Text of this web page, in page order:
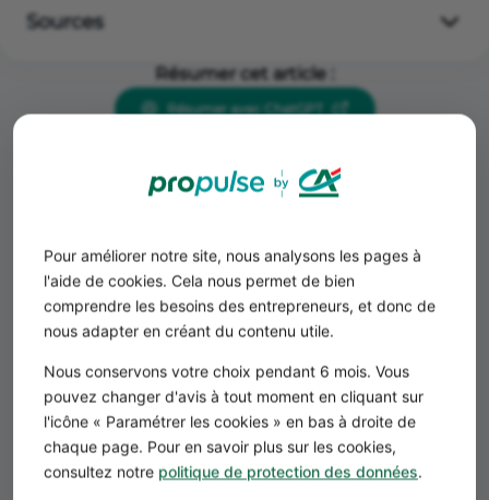
Pour améliorer notre site, nous analysons les pages à
l'aide de cookies. Cela nous permet de bien
comprendre les besoins des entrepreneurs, et donc de
nous adapter en créant du contenu utile.
Nous conservons votre choix pendant 6 mois. Vous
pouvez changer d'avis à tout moment en cliquant sur
l'icône « Paramétrer les cookies » en bas à droite de
chaque page. Pour en savoir plus sur les cookies,
consultez notre politique de protection des données.
Sources
Article L 131-3 et L 131-4 du Code de la propriété
intellectuelle
Résumer cet article :
Résumer avec ChatGPT
Partager :
Alexandre François
Responsable éditorial